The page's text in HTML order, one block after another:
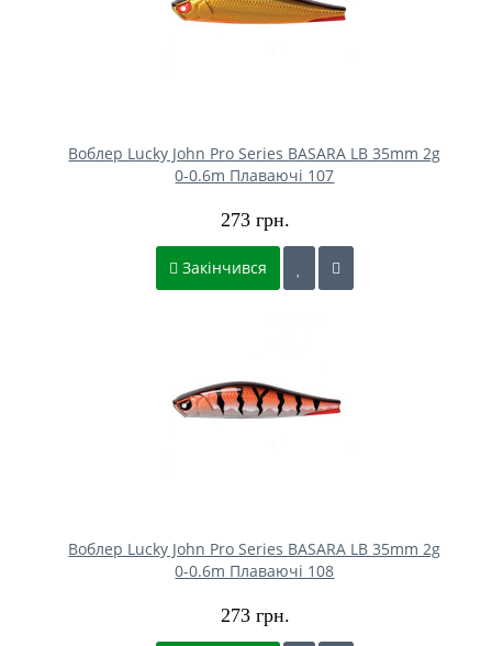
Воблер Lucky John Pro Series BASARA LB 35mm 2g
0-0.6m Плаваючі 107
273 грн.
Закінчився
Воблер Lucky John Pro Series BASARA LB 35mm 2g
0-0.6m Плаваючі 108
273 грн.